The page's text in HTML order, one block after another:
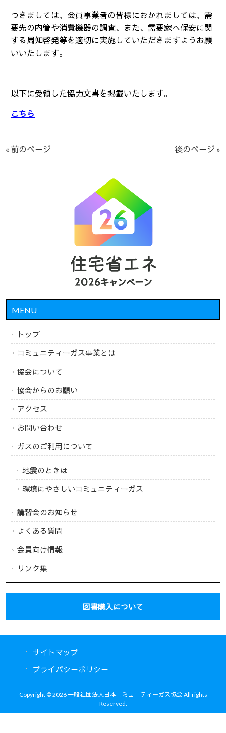
つきましては、会員事業者の皆様におかれましては、需
要先の内管や消費機器の調査、また、需要家へ保安に関
する周知啓発等を適切に実施していただきますようお願
いいたします。
以下に受領した協力文書を掲載いたします。
こちら
« 前のページ 後のページ »
MENU
トップ
コミュニティーガス事業とは
協会について
協会からのお願い
アクセス
お問い合わせ
ガスのご利用について
地震のときは
環境にやさしいコミュニティーガス
講習会のお知らせ
よくある質問
会員向け情報
リンク集
図書購入について
サイトマップ
プライバシーポリシー
Copyright © 2026 一般社団法人日本コミュニティーガス協会 All rights
Reserved.